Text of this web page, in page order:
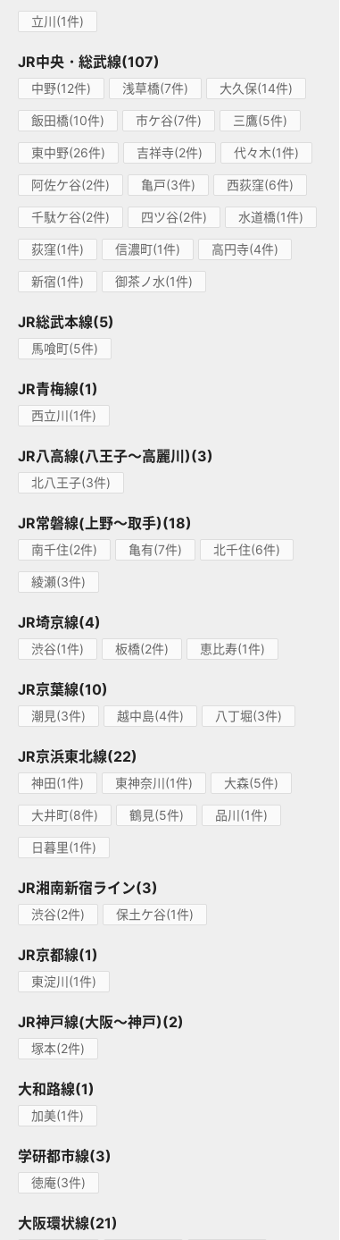
立川(1件)
JR中央・総武線(107)
中野(12件) 浅草橋(7件) 大久保(14件)
飯田橋(10件) 市ケ谷(7件) 三鷹(5件)
東中野(26件) 吉祥寺(2件) 代々木(1件)
阿佐ケ谷(2件) 亀戸(3件) 西荻窪(6件)
千駄ケ谷(2件) 四ツ谷(2件) 水道橋(1件)
荻窪(1件) 信濃町(1件) 高円寺(4件)
新宿(1件) 御茶ノ水(1件)
JR総武本線(5)
馬喰町(5件)
JR青梅線(1)
西立川(1件)
JR八高線(八王子～高麗川)(3)
北八王子(3件)
JR常磐線(上野～取手)(18)
南千住(2件) 亀有(7件) 北千住(6件)
綾瀬(3件)
JR埼京線(4)
渋谷(1件) 板橋(2件) 恵比寿(1件)
JR京葉線(10)
潮見(3件) 越中島(4件) 八丁堀(3件)
JR京浜東北線(22)
神田(1件) 東神奈川(1件) 大森(5件)
大井町(8件) 鶴見(5件) 品川(1件)
日暮里(1件)
JR湘南新宿ライン(3)
渋谷(2件) 保土ケ谷(1件)
JR京都線(1)
東淀川(1件)
JR神戸線(大阪～神戸)(2)
塚本(2件)
大和路線(1)
加美(1件)
学研都市線(3)
徳庵(3件)
大阪環状線(21)